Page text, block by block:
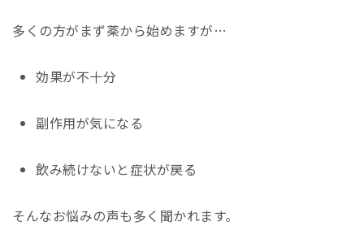
多くの方がまず薬から始めますが…
効果が不十分
副作用が気になる
飲み続けないと症状が戻る
そんなお悩みの声も多く聞かれます。